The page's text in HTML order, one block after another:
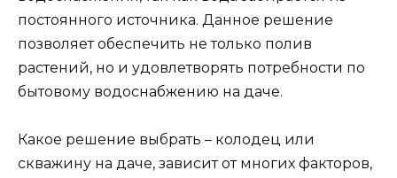
постоянного источника. Данное решение
позволяет обеспечить не только полив
растений, но и удовлетворять потребности по
бытовому водоснабжению на даче.
Какое решение выбрать – колодец или
скважину на даче, зависит от многих факторов,